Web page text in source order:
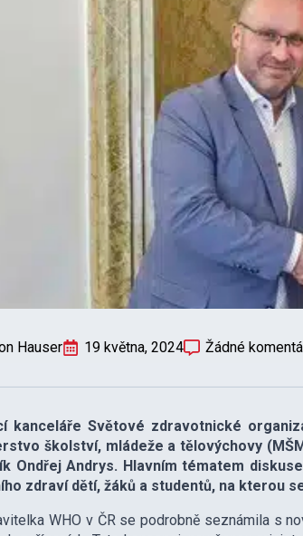
Hauser 19 května, 2024 Žádné
kanceláře Světové zdravotnické
školství, mládeže a tělovýchovy
Ondřej Andrys. Hlavním tématem
zdraví dětí, žáků a studentů, na kterou
WHO v ČR se podrobně seznámila s